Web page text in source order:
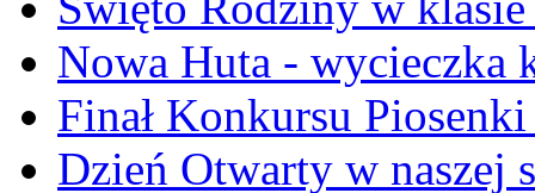
Nowa Huta - wycieczka
Finał Konkursu
Dzień Otwarty w naszej